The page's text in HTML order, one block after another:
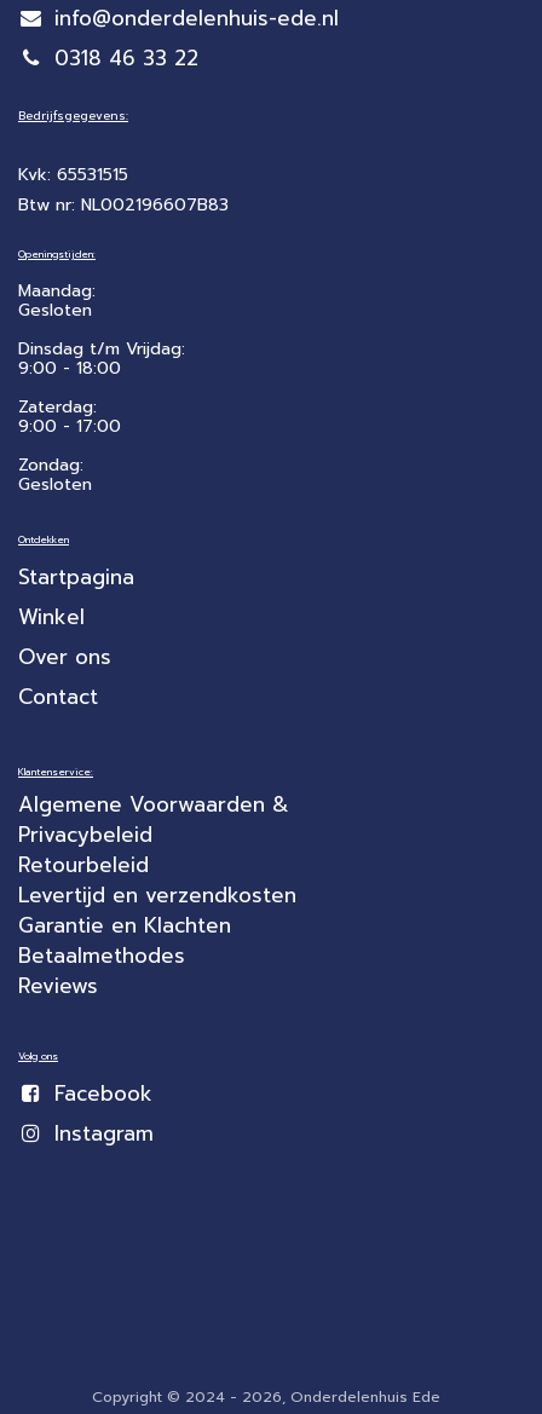
info@onderdelenhuis-ede.nl
0318 46 33 22
Bedrijfsgegevens:
Kvk: 65531515
Btw nr: NL002196607B83
Openingstijden:
Maandag:
Gesloten
Dinsdag t/m Vrijdag:
9:00 - 18:00
Zaterdag:
​9:00 - 17:00
Zondag:
Gesloten
Ontdekken
Startpagina
Winkel
Over ons
Contact
Klantenservice:
Algemene Voorwaarden &
Privacybeleid
Retourbeleid
Levertijd en verzendkosten
Garantie en Klachten
Betaalmethodes
Reviews
Volg ons
Facebook
Instagram
Copyright © 2024 - 2026, Onderdelenhuis Ede